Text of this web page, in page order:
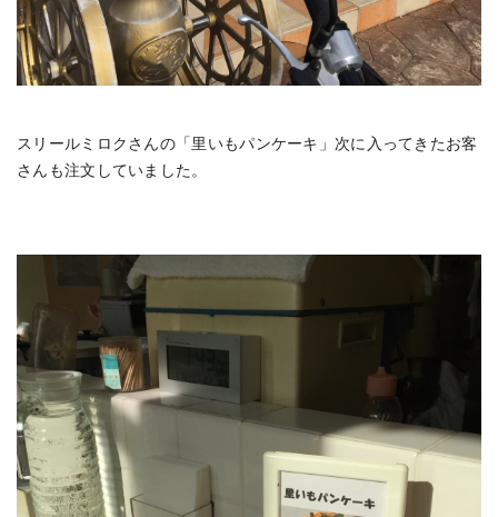
スリールミロクさんの「里いもパンケーキ」次に入ってきたお客
さんも注文していました。